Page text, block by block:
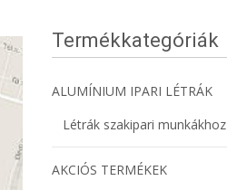
Termékkategóriák
ALUMÍNIUM IPARI LÉTRÁK
Létrák szakipari munkákhoz
AKCIÓS TERMÉKEK